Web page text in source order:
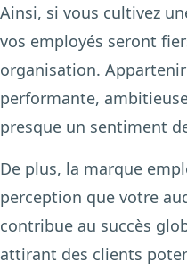
Ainsi, si vous cultivez
vos employés seront
organisation.
performante,
presque un sentiment
De plus, la marque
perception que votre
contribue au succès
attirant des clients